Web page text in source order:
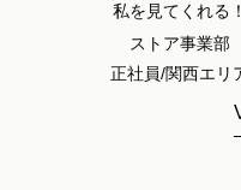
私を見てくれる！
ストア事業部
正社員/関西エリ